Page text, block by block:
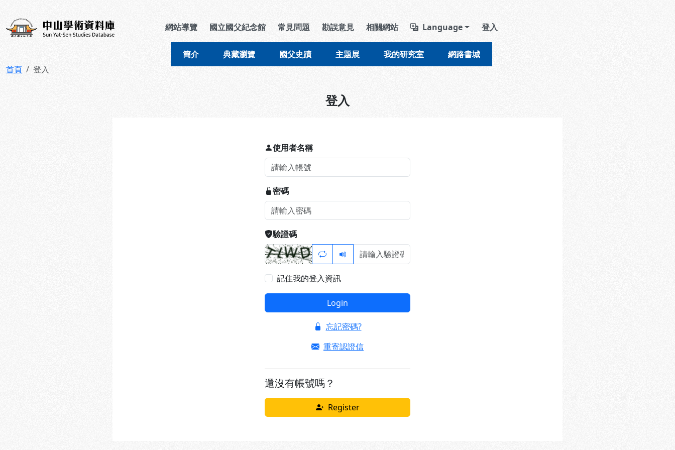
中山學術資料庫 導覽列區塊
網站導覽 國立國父紀念館 常見問題 勘誤意見 相關網站 Language 登入
簡介 典藏瀏覽 國父史蹟 主題展 我的研究室 網路書城
首頁 登入
登入
使用者名稱
密碼
驗證碼
記住我的登入資訊
Login
忘記密碼?
重寄認證信
還沒有帳號嗎？
Register